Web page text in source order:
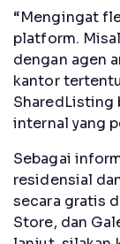
“Mengingat
platform.
dengan agen
kantor
SharedListing
internal yang
Sebagai
residensial
secara gratis
Store, dan